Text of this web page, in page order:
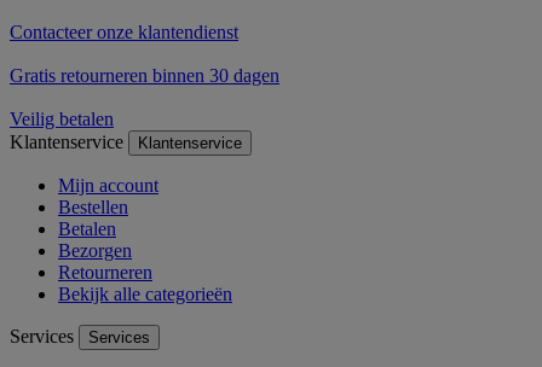
Contacteer onze klantendienst
Gratis retourneren binnen 30 dagen
Veilig betalen
Klantenservice
Klantenservice
Mijn account
Bestellen
Betalen
Bezorgen
Retourneren
Bekijk alle categorieën
Services Services